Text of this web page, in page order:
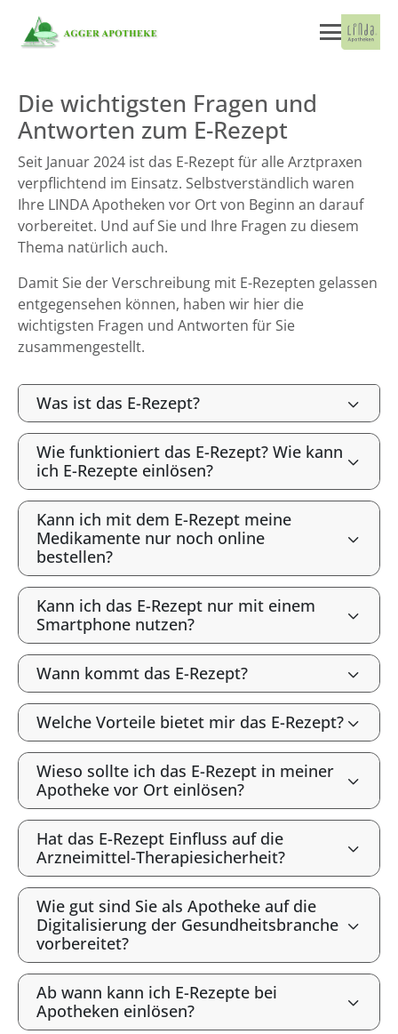
Die wichtigsten Fragen und
Antworten zum E-Rezept
Seit Januar 2024 ist das E-Rezept für alle Arztpraxen
verpflichtend im Einsatz. Selbstverständlich waren
Ihre LINDA Apotheken vor Ort von Beginn an darauf
vorbereitet. Und auf Sie und Ihre Fragen zu diesem
Thema natürlich auch.
Damit Sie der Verschreibung mit E-Rezepten gelassen
entgegensehen können, haben wir hier die
wichtigsten Fragen und Antworten für Sie
zusammengestellt.
Was ist das E-Rezept?
Wie funktioniert das E-Rezept? Wie kann
ich E-Rezepte einlösen?
Kann ich mit dem E-Rezept meine
Medikamente nur noch online
bestellen?
Kann ich das E-Rezept nur mit einem
Smartphone nutzen?
Wann kommt das E-Rezept?
Welche Vorteile bietet mir das E-Rezept?
Wieso sollte ich das E-Rezept in meiner
Apotheke vor Ort einlösen?
Hat das E-Rezept Einfluss auf die
Arzneimittel-Therapiesicherheit?
Wie gut sind Sie als Apotheke auf die
Digitalisierung der Gesundheitsbranche
vorbereitet?
Ab wann kann ich E-Rezepte bei
Apotheken einlösen?